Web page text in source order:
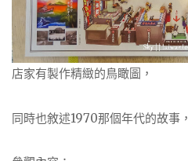
店家有製作精緻的鳥瞰圖，
同時也敘述1970那個年代的故事，